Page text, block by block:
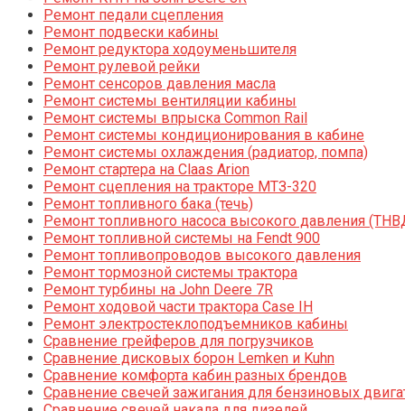
Ремонт педали сцепления
Ремонт подвески кабины
Ремонт редуктора ходоуменьшителя
Ремонт рулевой рейки
Ремонт сенсоров давления масла
Ремонт системы вентиляции кабины
Ремонт системы впрыска Common Rail
Ремонт системы кондиционирования в кабине
Ремонт системы охлаждения (радиатор, помпа)
Ремонт стартера на Claas Arion
Ремонт сцепления на тракторе МТЗ-320
Ремонт топливного бака (течь)
Ремонт топливного насоса высокого давления
Ремонт топливной системы на Fendt 900
Ремонт топливопроводов высокого давления
Ремонт тормозной системы трактора
Ремонт турбины на John Deere 7R
Ремонт ходовой части трактора Case IH
Ремонт электростеклоподъемников кабины
Сравнение грейферов для погрузчиков
Сравнение дисковых борон Lemken и Kuhn
Сравнение комфорта кабин разных брендов
Сравнение свечей зажигания для бензиновых